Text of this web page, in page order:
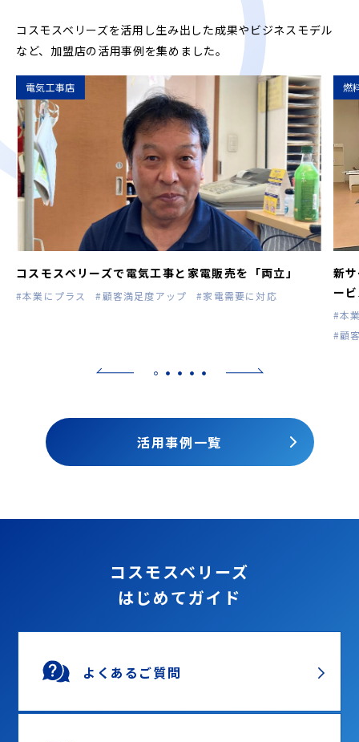
コスモスベリーズを活用し生み出した成果やビジネスモデル
など、 加盟店の活用事例を集めました。
電気工事店
コスモスベリーズで電気工事と家電販売を「両立」
#本業にプラス #顧客満足度アップ #家電需要に対応
燃
新
ー
#本
#顧
活用事例一覧
コスモスベリーズ
はじめてガイド
よくあるご質問